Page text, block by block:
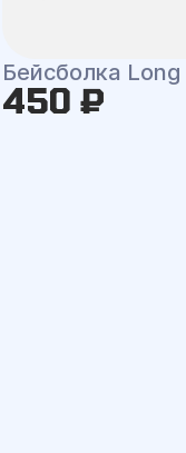
Бейсболка
450 ₽